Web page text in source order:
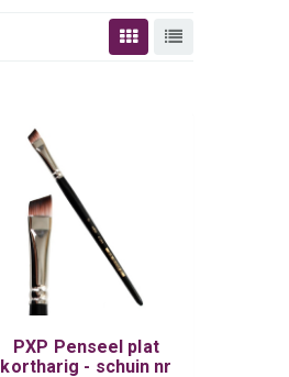
PXP Penseel plat
kortharig - schuin nr